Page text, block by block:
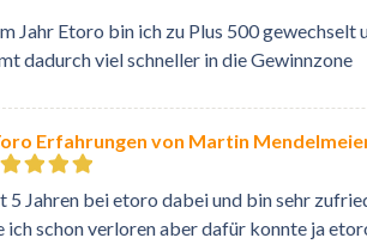
Jahr Etoro bin ich zu Plus 500
dadurch viel schneller in die Gewinnzone
Erfahrungen von Martin
5 Jahren bei etoro dabei und bin sehr
ich schon verloren aber dafür konnte ja